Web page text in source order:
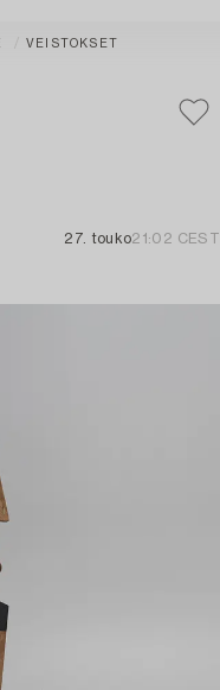
VEISTOKSET
27. touko21:02 CEST